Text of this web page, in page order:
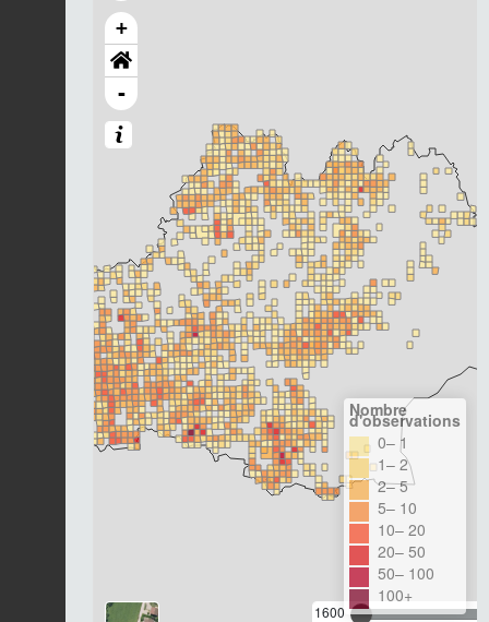
+
-
1600
Nombre
d'observations
0– 1
1– 2
2– 5
5– 10
10– 20
20– 50
50– 100
100+